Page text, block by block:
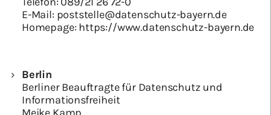
E-Mail: poststelle@datenschutz-bayern.de
Homepage: https://www.datenschutz-bayern.de
Berlin
Berliner Beauftragte für Datenschutz und
Informationsfreiheit